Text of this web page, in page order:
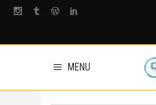
MENU